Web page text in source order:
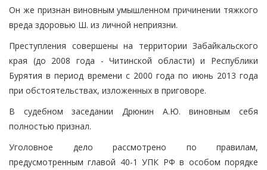
Он же признан виновным умышленном причинении тяжкого
вреда здоровью Ш. из личной неприязни.
Преступления совершены на территории Забайкальского
края (до 2008 года - Читинской области) и Республики
Бурятия в период времени с 2000 года по июнь 2013 года
при обстоятельствах, изложенных в приговоре.
В судебном заседании Дрюнин А.Ю. виновным себя
полностью признал.
Уголовное дело рассмотрено по правилам,
предусмотренным главой 40-1 УПК РФ в особом порядке